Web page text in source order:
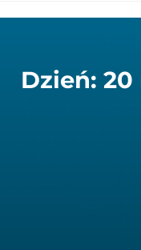
Dzień: 20